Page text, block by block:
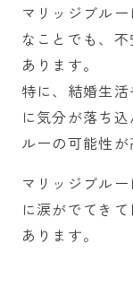
マリッジブル
なことでも、
あります。
特に、結婚生
に気分が落ち
ルーの可能性が
マリッジブル
に涙がでてき
あります。